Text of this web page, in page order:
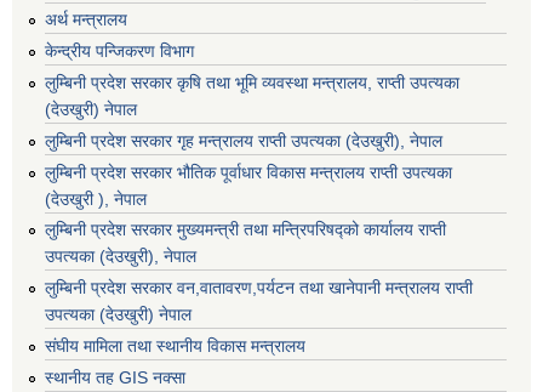
अर्थ मन्त्रालय
केन्द्रीय पन्जिकरण विभाग
लुम्बिनी प्रदेश सरकार कृषि तथा भूमि व्यवस्था मन्त्रालय, राप्ती उपत्यका
(देउखुरी) नेपाल
लुम्बिनी प्रदेश सरकार गृह मन्त्रालय राप्ती उपत्यका (देउखुरी), नेपाल
लुम्बिनी प्रदेश सरकार भौतिक पूर्वाधार विकास मन्त्रालय राप्ती उपत्यका
(देउखुरी ), नेपाल
लुम्बिनी प्रदेश सरकार मुख्यमन्त्री तथा मन्त्रिपरिषद्को कार्यालय राप्ती
उपत्यका (देउखुरी), नेपाल
लुम्बिनी प्रदेश सरकार वन,वातावरण,पर्यटन तथा खानेपानी मन्त्रालय राप्ती
उपत्यका (देउखुरी) नेपाल
संघीय मामिला तथा स्थानीय विकास मन्त्रालय
स्थानीय तह GIS नक्सा